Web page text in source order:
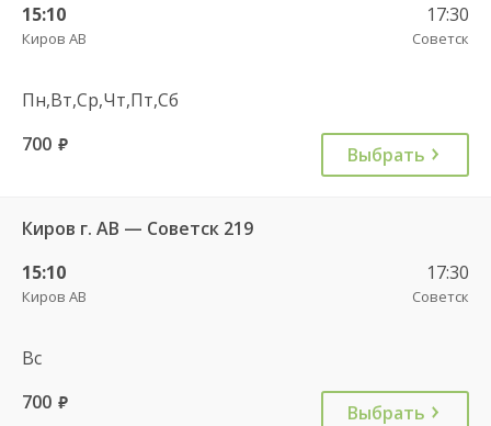
15:10
Киров АВ
17:30
Советск
Пн,Вт,Ср,Чт,Пт,Сб
700 руб. Выбрать
Киров г. АВ — Советск 219
15:10
Киров АВ
17:30
Советск
Вс
700 руб. Выбрать